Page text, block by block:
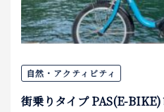
自然・アクティビティ
街乗りタイプ PAS(E-BIKE)